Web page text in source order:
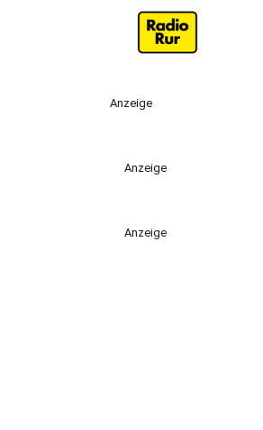
Anzeige
Anzeige
Anzeige